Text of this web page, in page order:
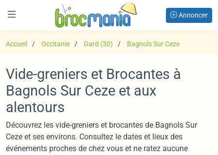
Annoncer
Accueil Occitanie Gard (30) Bagnols Sur Ceze
Vide-greniers et Brocantes à
Bagnols Sur Ceze et aux
alentours
Découvrez les vide-greniers et brocantes de Bagnols Sur
Ceze et ses environs. Consultez le dates et lieux des
événements proches de chez vous et ne ratez aucune